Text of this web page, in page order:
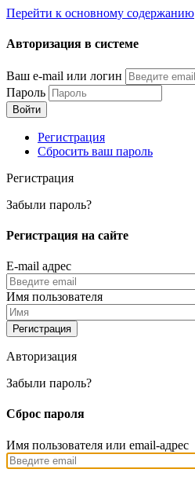
Перейти к основному содержанию
Авторизация в системе
Ваш e-mail или логин
Пароль
Регистрация
Сбросить ваш пароль
Регистрация
Забыли пароль?
Регистрация на сайте
E-mail адрес
Имя пользователя
Авторизация
Забыли пароль?
Сброс пароля
Имя пользователя или email-адрес